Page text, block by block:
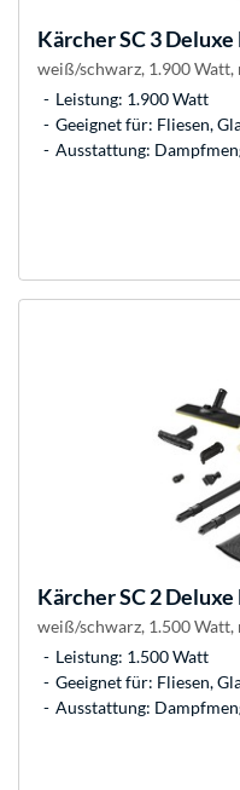
KärcherSC 3
weiß/schwarz, 1.900 Watt,
Leistung: 1.900 Watt
Geeignet für: Fliesen,
Ausstattung:
KärcherSC 2
weiß/schwarz, 1.500 Watt,
Leistung: 1.500 Watt
Geeignet für: Fliesen,
Ausstattung: